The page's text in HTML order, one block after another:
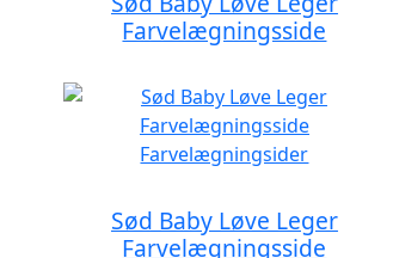
Farvelægningsside
Sød Baby Løve Leger
Farvelægningsside